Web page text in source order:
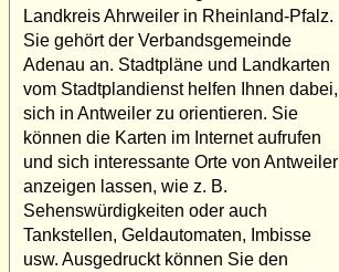
Landkreis Ahrweiler in Rheinland-Pfalz.
Sie gehört der Verbandsgemeinde
Adenau an. Stadtpläne und Landkarten
vom Stadtplandienst helfen Ihnen dabei,
sich in Antweiler zu orientieren. Sie
können die Karten im Internet aufrufen
und sich interessante Orte von Antweiler
anzeigen lassen, wie z. B.
Sehenswürdigkeiten oder auch
Tankstellen, Geldautomaten, Imbisse
usw. Ausgedruckt können Sie den